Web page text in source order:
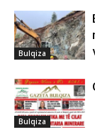
Bulqiza
Bulqiza